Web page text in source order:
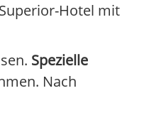
Hotel mit
Spezielle
Nach